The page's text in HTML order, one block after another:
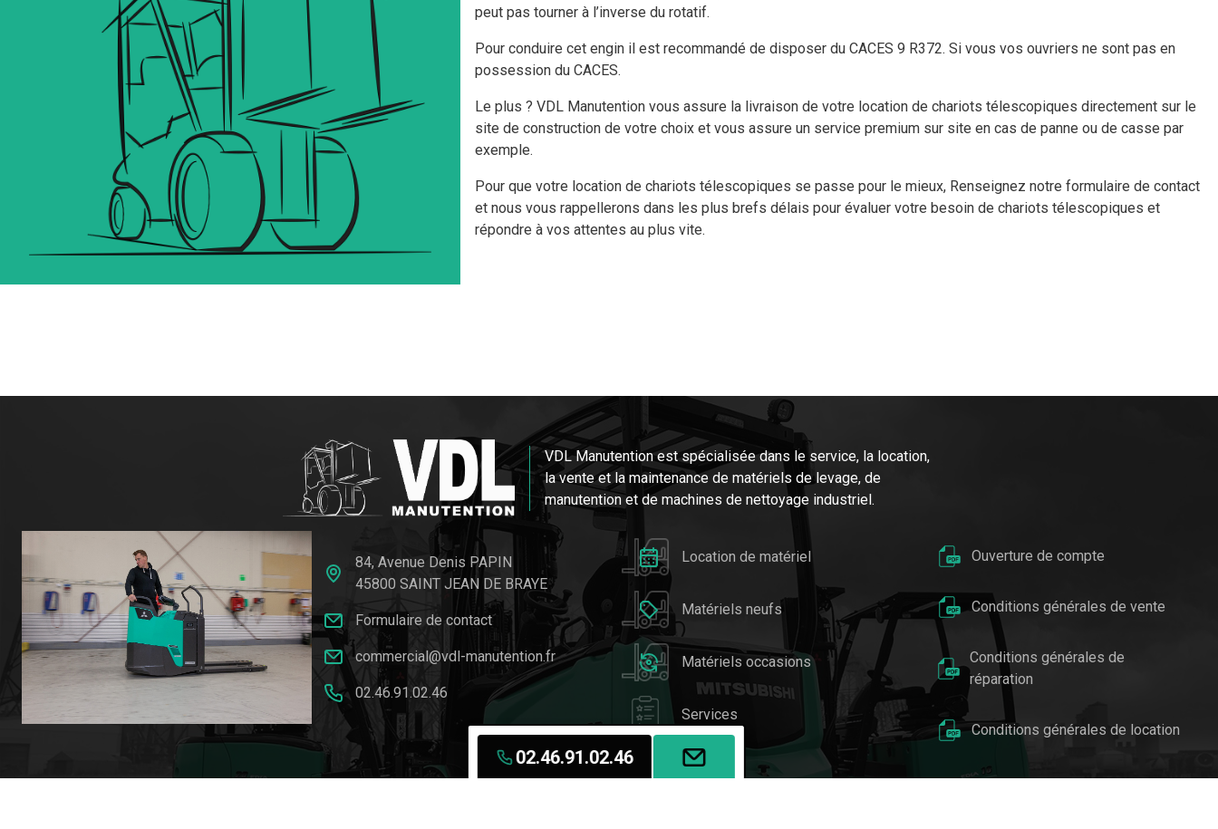
peut pas tourner à l’inverse du rotatif.
Pour conduire cet engin il est recommandé de disposer du CACES 9 R372. Si vous vos ouvriers ne sont pas en
possession du CACES.
Le plus ? VDL Manutention vous assure la livraison de votre location de chariots télescopiques directement sur le
site de construction de votre choix et vous assure un service premium sur site en cas de panne ou de casse par
exemple.
Pour que votre location de chariots télescopiques se passe pour le mieux, Renseignez notre formulaire de contact
et nous vous rappellerons dans les plus brefs délais pour évaluer votre besoin de chariots télescopiques et
répondre à vos attentes au plus vite.
02.46.91.02.46
VDL Manutention est spécialisée dans le service, la location,
la vente et la maintenance de matériels de levage, de
manutention et de machines de nettoyage industriel.
84, Avenue Denis PAPIN
45800 SAINT JEAN DE BRAYE
Formulaire de contact
commercial@vdl-manutention.fr
02.46.91.02.46
Location de matériel
Matériels neufs
Matériels occasions
Services
Ouverture de compte
Conditions générales de vente
Conditions générales de
réparation
Conditions générales de location